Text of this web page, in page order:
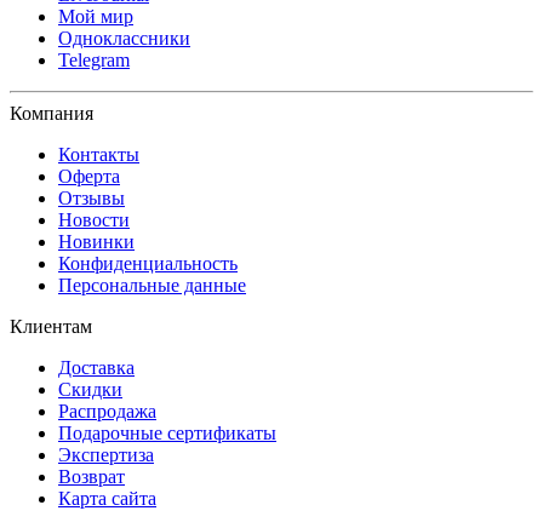
Мой мир
Одноклассники
Telegram
Компания
Контакты
Оферта
Отзывы
Новости
Новинки
Конфиденциальность
Персональные данные
Клиентам
Доставка
Скидки
Распродажа
Подарочные сертификаты
Экспертиза
Возврат
Карта сайта